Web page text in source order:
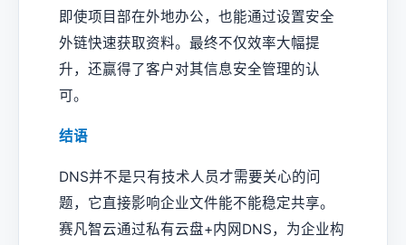
即使项目部在外地办公，也能通过设置安全
外链快速获取资料。最终不仅效率大幅提
升，还赢得了客户对其信息安全管理的认
可。
结语
DNS并不是只有技术人员才需要关心的问
题，它直接影响企业文件能不能稳定共享。
赛凡智云通过私有云盘+内网DNS，为企业构